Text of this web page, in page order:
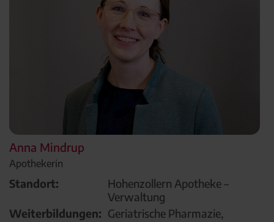
Anna Mindrup
Apothekerin
Standort:
Hohenzollern Apotheke –
Verwaltung
Weiterbildungen: Geriatrische Pharmazie,